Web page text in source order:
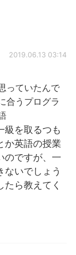
2019.06.13 03:14
っていたんで
合うプログラ
級を取るつも
か英語の授業
のですが、一
いでしょう
ら教えてく